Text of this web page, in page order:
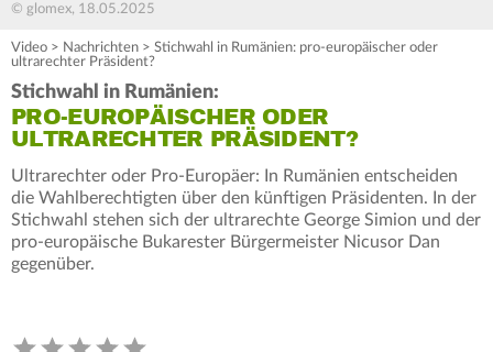
© glomex, 18.05.2025
Video > Nachrichten > Stichwahl in Rumänien: pro-europäischer oder
ultrarechter Präsident?
Stichwahl in Rumänien:
PRO-EUROPÄISCHER ODER
ULTRARECHTER PRÄSIDENT?
Ultrarechter oder Pro-Europäer: In Rumänien entscheiden
die Wahlberechtigten über den künftigen Präsidenten. In der
Stichwahl stehen sich der ultrarechte George Simion und der
pro-europäische Bukarester Bürgermeister Nicusor Dan
gegenüber.